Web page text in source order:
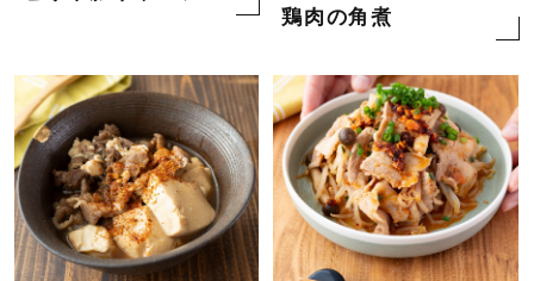
鶏肉の角煮